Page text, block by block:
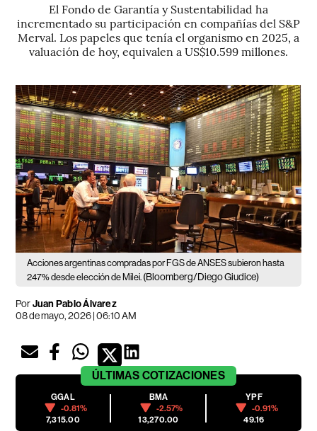
El Fondo de Garantía y Sustentabilidad ha
incrementado su participación en compañías del S&P
Merval. Los papeles que tenía el organismo en 2025, a
valuación de hoy, equivalen a US$10.599 millones.
Acciones argentinas compradas por FGS de ANSES subieron hasta
247% desde elección de Milei. (Bloomberg/Diego Giudice)
PorJuan Pablo Álvarez
08 de mayo, 2026 | 06:10 AM
ÚLTIMAS COTIZACIONES
GGAL
-0.81%
7,315.00
BMA
-2.57%
13,270.00
YPF
-0.91%
49.16